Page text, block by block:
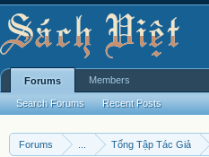
Forums Tổng Tập Tác Giả
Forums
Search Forums Recent Posts
Members